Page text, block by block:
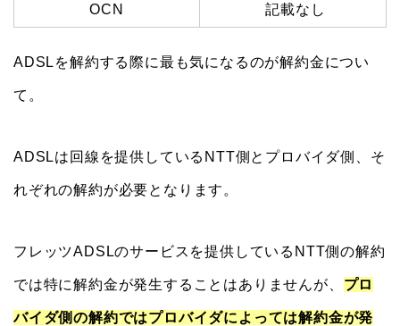
OCN 記載なし
ADSLを解約する際に最も気になるのが解約金につい
て。
ADSLは回線を提供しているNTT側とプロバイダ側、そ
れぞれの解約が必要となります。
フレッツADSLのサービスを提供しているNTT側の解約
では特に解約金が発生することはありませんが、 プロ
バイダ側の解約ではプロバイダによっては解約金が発